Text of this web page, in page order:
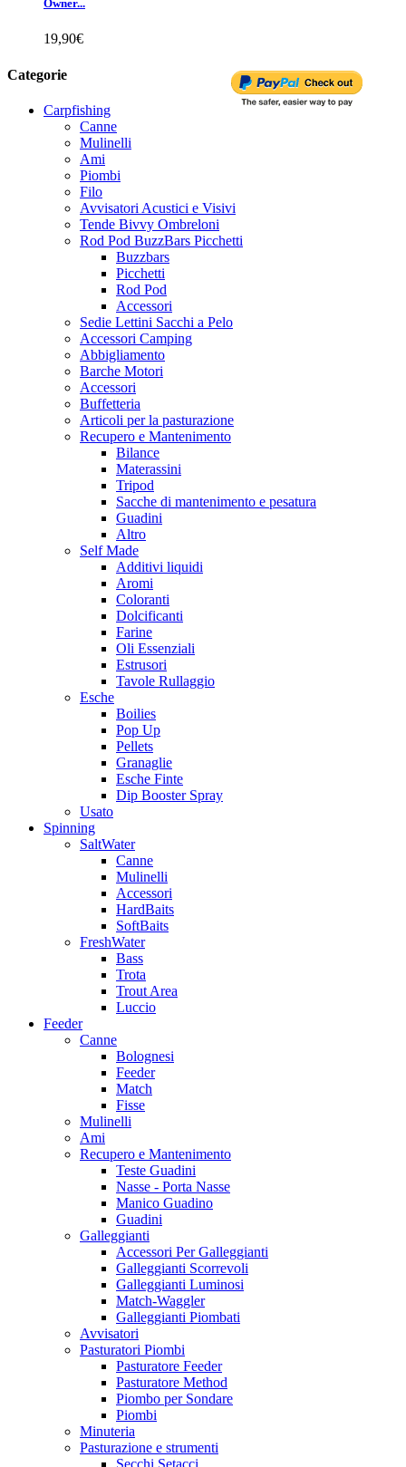
Owner...
19,90€
Categorie
Carpfishing
Canne
Mulinelli
Ami
Piombi
Filo
Avvisatori Acustici e Visivi
Tende Bivvy Ombreloni
Rod Pod BuzzBars Picchetti
Buzzbars
Picchetti
Rod Pod
Accessori
Sedie Lettini Sacchi a Pelo
Accessori Camping
Abbigliamento
Barche Motori
Accessori
Buffetteria
Articoli per la pasturazione
Recupero e Mantenimento
Bilance
Materassini
Tripod
Sacche di mantenimento e pesatura
Guadini
Altro
Self Made
Additivi liquidi
Aromi
Coloranti
Dolcificanti
Farine
Oli Essenziali
Estrusori
Tavole Rullaggio
Esche
Boilies
Pop Up
Pellets
Granaglie
Esche Finte
Dip Booster Spray
Usato
Spinning
SaltWater
Canne
Mulinelli
Accessori
HardBaits
SoftBaits
FreshWater
Bass
Trota
Trout Area
Luccio
Feeder
Canne
Bolognesi
Feeder
Match
Fisse
Mulinelli
Ami
Recupero e Mantenimento
Teste Guadini
Nasse - Porta Nasse
Manico Guadino
Guadini
Galleggianti
Accessori Per Galleggianti
Galleggianti Scorrevoli
Galleggianti Luminosi
Match-Waggler
Galleggianti Piombati
Avvisatori
Pasturatori Piombi
Pasturatore Feeder
Pasturatore Method
Piombo per Sondare
Piombi
Minuteria
Pasturazione e strumenti
Secchi Setacci